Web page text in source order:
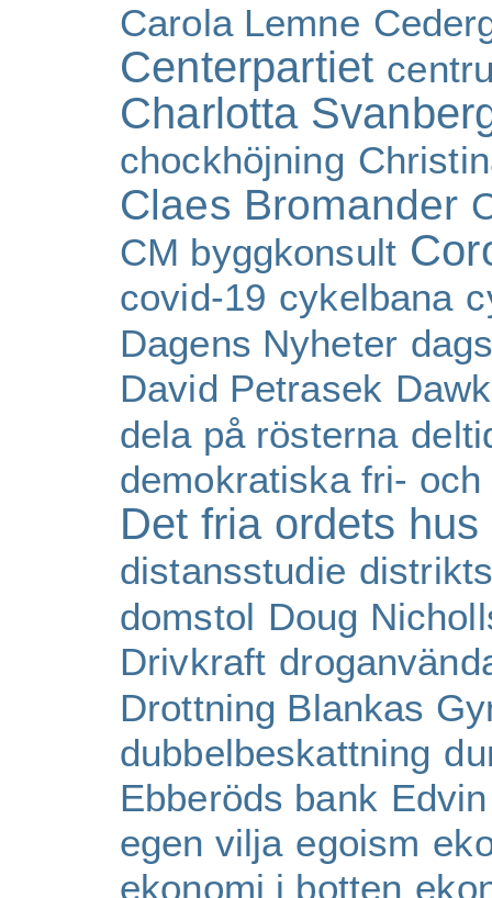
Carola Lemne
Centerpartiet
Charlotta
chockhöjning
Claes Bromander
CM byggkonsult
covid-19 cykelbana
Dagens Nyheter
David Petrasek
dela på rösterna
demokratiska fri-
Det fria ordets hus
distansstudie
domstol Doug
Drivkraft
Drottning Blankas
dubbelbeskattning
Ebberöds bank
egen vilja egoism
ekonomi i botten